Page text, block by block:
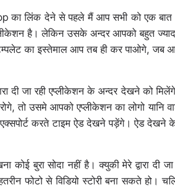
लिंक देने से पहले मैं आप सभी को एक बात
है। लेकिन उसके अन्दर आपको बहुत
का इस्तेमाल आप तब ही कर पाओगे, जब
दी जा रही एप्लीकेशन के अन्दर देखने को
तो उसमे आपको एप्लीकेशन का लोगो यानि
एक्सपोर्ट करते टाइम ऐड देखने पड़ेंगे। ऐड देखने के
कोई बुरा सोदा नहीं है। क्युकी मेरे द्वारा दी
फोटो से विडियो स्टोरी बना सकते हो।